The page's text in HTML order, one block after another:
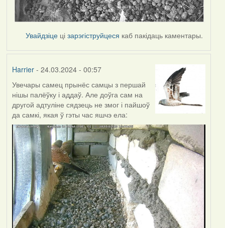
Увайдзіце цізарэгіструйцеся каб пакідаць каментары.
Harrier- 24.03.2024 - 00:57
Увечары самец прынёс самцы з першай
нішы палёўку і аддаў. Але доўга сам на
другой адтуліне сядзець не змог і пайшоў
да самкі, якая ў гэты час яшчэ ела: